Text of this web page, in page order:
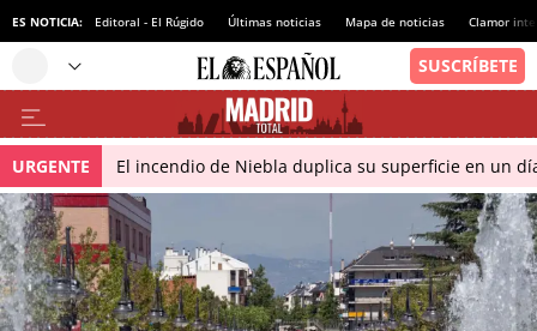
ES NOTICIA: Editoral - El Rúgido Últimas noticias Mapa de noticias Clamor
URGENTE El incendio de Niebla duplica su superficie en un